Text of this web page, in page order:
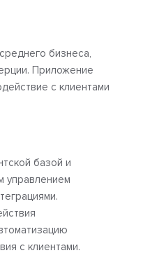
бизнеса,
Приложение
с клиентами
базой и
управлением
с клиентами.